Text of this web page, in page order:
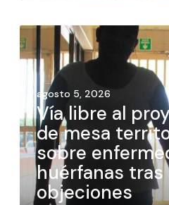
agosto 5, 2026
Vía libre al
de mesa
sobre
huérfanas tras
objeciones